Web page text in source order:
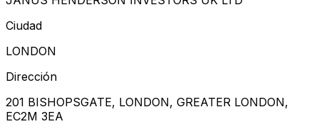
Ciudad
LONDON
Dirección
201 BISHOPSGATE, LONDON, GREATER LONDON,
EC2M 3EA